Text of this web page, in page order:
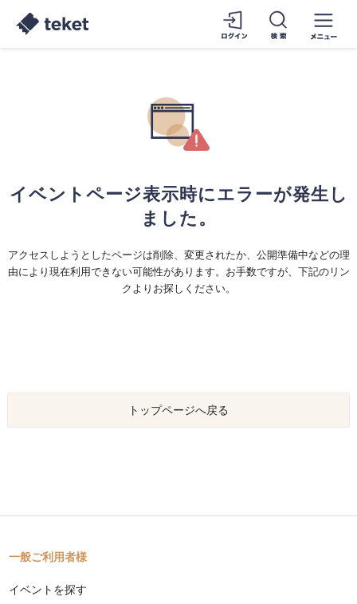
イベントページ表示時にエラーが発生し
ました。
アクセスしようとしたページは削除、変更されたか、公開準備中などの理
由により現在利用できない可能性があります。お手数ですが、下記のリン
クよりお探しください。
トップページへ戻る
一般ご利用者様
イベントを探す